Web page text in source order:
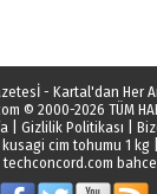
- Kartal'dan Her
© 2000-2026 TÜM
Gizlilik Politikası
cim tohumu 1 kg
techconcord.com